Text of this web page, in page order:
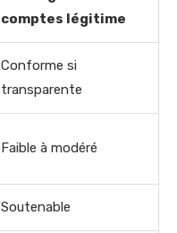
comptes légitime
Conforme si
transparente
Faible à modéré
Soutenable